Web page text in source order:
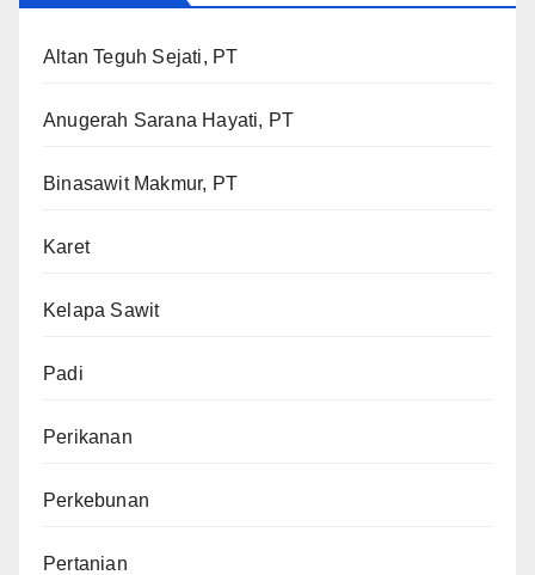
Altan Teguh Sejati, PT
Anugerah Sarana Hayati, PT
Binasawit Makmur, PT
Karet
Kelapa Sawit
Padi
Perikanan
Perkebunan
Pertanian